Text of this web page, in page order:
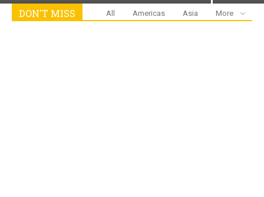
DON'T MISS All Americas Asia More